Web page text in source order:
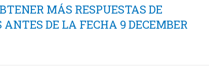
MÁS RESPUESTAS DE
DE LA FECHA 9 DECEMBER